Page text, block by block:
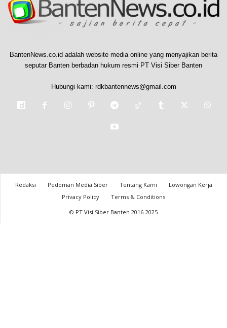
BantenNews.co.id adalah website media online yang menyajikan berita
seputar Banten berbadan hukum resmi PT Visi Siber Banten
Hubungi kami: rdkbantennews@gmail.com
Redaksi Pedoman Media Siber Tentang Kami
Lowongan Kerja
Privacy Policy
Terms & Conditions
© PT Visi Siber Banten 2016-2025